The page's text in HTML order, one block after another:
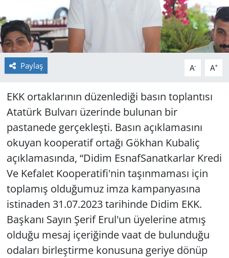
Paylaş A- A+
EKK ortaklarının düzenlediği basın toplantısı
Atatürk Bulvarı üzerinde bulunan bir
pastanede gerçekleşti. Basın açıklamasını
okuyan kooperatif ortağı Gökhan Kubaliç
açıklamasında, “Didim EsnafSanatkarlar Kredi
Ve Kefalet Kooperatifi'nin taşınmaması için
toplamış olduğumuz imza kampanyasına
istinaden 31.07.2023 tarihinde Didim EKK.
Başkanı Sayın Şerif Erul'un üyelerine atmış
olduğu mesaj içeriğinde vaat de bulunduğu
odaları birleştirme konusuna geriye dönüp
SAĞLIK
SİYASET
SPOR
Yerel